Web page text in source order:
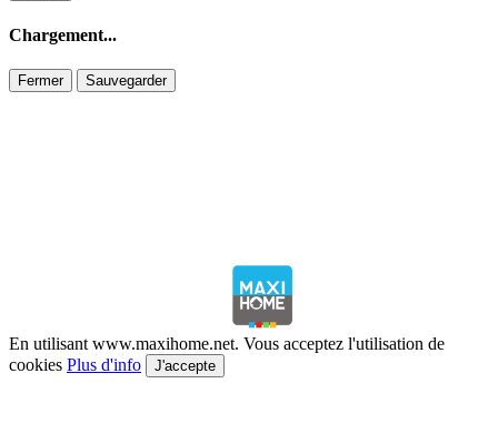
Chargement...
Fermer Sauvegarder
En utilisant www.maxihome.net. Vous acceptez l'utilisation de
cookies Plus d'info J'accepte